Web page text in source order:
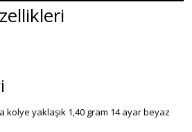
kolye yaklaşık 1,40 gram 14 ayar beyaz